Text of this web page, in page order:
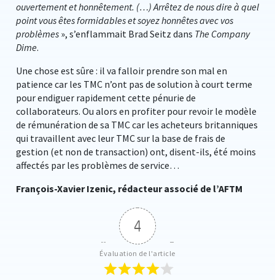
ouvertement et honnêtement. (…) Arrêtez de nous dire à quel
point vous êtes formidables et soyez honnêtes avec vos
problèmes », s’enflammait Brad Seitz dans The Company
Dime.
Une chose est sûre : il va falloir prendre son mal en
patience car les TMC n’ont pas de solution à court terme
pour endiguer rapidement cette pénurie de
collaborateurs. Ou alors en profiter pour revoir le modèle
de rémunération de sa TMC car les acheteurs britanniques
qui travaillent avec leur TMC sur la base de frais de
gestion (et non de transaction) ont, disent-ils, été moins
affectés par les problèmes de service…
François-Xavier Izenic, rédacteur associé de l’AFTM
4
Évaluation de l'article